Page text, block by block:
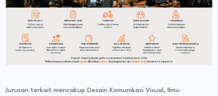
Jurusan terkait mencakup Desain Komunikasi Visual, Ilmu